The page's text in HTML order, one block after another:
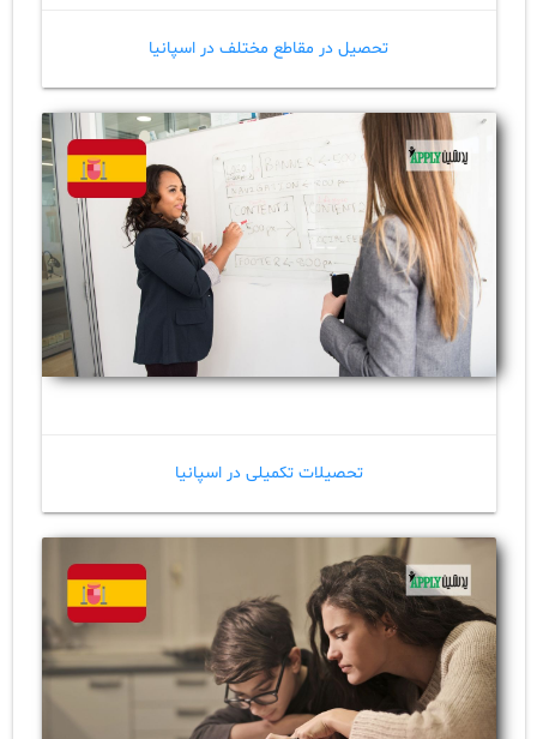
تحصیل در مقاطع مختلف در اسپانیا
تحصیلات تکمیلی در اسپانیا